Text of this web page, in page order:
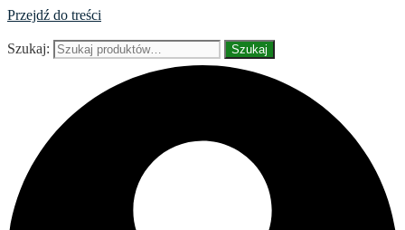
Przejdź do treści
Szukaj: Szukaj